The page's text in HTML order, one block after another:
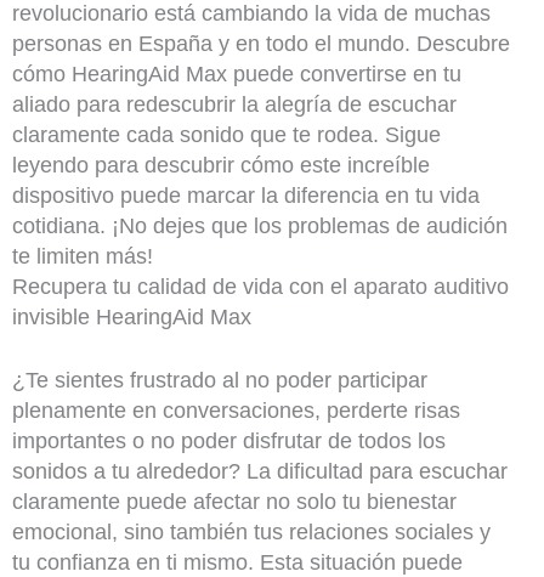
revolucionario está cambiando la vida de muchas
personas en España y en todo el mundo. Descubre
cómo HearingAid Max puede convertirse en tu
aliado para redescubrir la alegría de escuchar
claramente cada sonido que te rodea. Sigue
leyendo para descubrir cómo este increíble
dispositivo puede marcar la diferencia en tu vida
cotidiana. ¡No dejes que los problemas de audición
te limiten más!
Recupera tu calidad de vida con el aparato auditivo
invisible HearingAid Max
¿Te sientes frustrado al no poder participar
plenamente en conversaciones, perderte risas
importantes o no poder disfrutar de todos los
sonidos a tu alrededor? La dificultad para escuchar
claramente puede afectar no solo tu bienestar
emocional, sino también tus relaciones sociales y
tu confianza en ti mismo. Esta situación puede